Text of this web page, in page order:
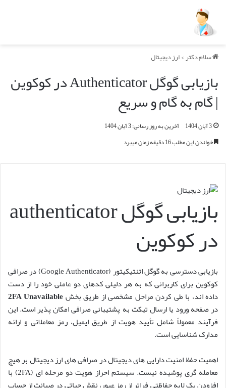
سلام دکتر>ارز دیجیتال
بازیابی گوگل Authenticator در کوکوین
| گام به گام و سریع
3 آبان 1404
آخرین به روز رسانی: 3 آبان 1404
خواندن این مطلب 16 دقیقه زمان میبرد
بازیابی گوگل authenticator
در کوکوین
بازیابی دسترسی به گوگل اتنتیکیتور (Google Authenticator) در صرافی
کوکوین برای کاربرانی که به هر دلیلی کدهای دو عاملی خود را از دست
داده اند، با طی کردن مراحل مشخصی از طریق بخش2FA Unavailable
در صفحه ورود یا ارسال تیکت به پشتیبانی صرافی امکان پذیر است. این
فرآیند معمولاً شامل تأیید هویت از طریق ایمیل، رمز معاملاتی و ارائه
مدارک شناسایی است.
اهمیت حفظ امنیت دارایی های دیجیتال در صرافی های ارز دیجیتال بر هیچ
معامله گری پوشیده نیست. سیستم احراز هویت دو مرحله ای (2FA) با
افزودن یک لایه حفاظتی فراتر از رمز عبور، نقش حیاتی در صیانت از حساب